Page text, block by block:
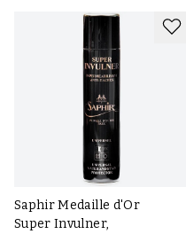
Saphir Medaille d'Or
Super Invulner,